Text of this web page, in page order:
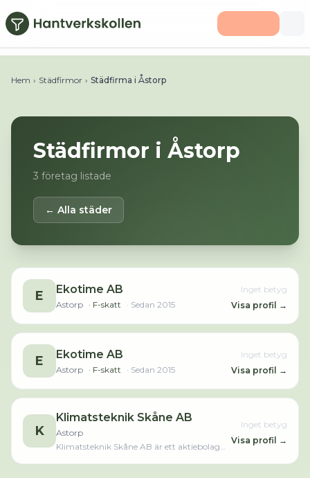
Hoppa till huvudinnehåll
Hem › Städfirmor › Städfirma i Åstorp
Städfirmor i Åstorp
3 företag listade
← Alla städer
E Ekotime AB
Astorp · F-skatt · Sedan 2015
Inget betyg
Visa profil →
E Ekotime AB
Astorp · F-skatt · Sedan 2015
Inget betyg
Visa profil →
K
Klimatsteknik Skåne AB
Astorp
Klimatsteknik Skåne AB är ett aktiebolag
Inget betyg
Visa profil →